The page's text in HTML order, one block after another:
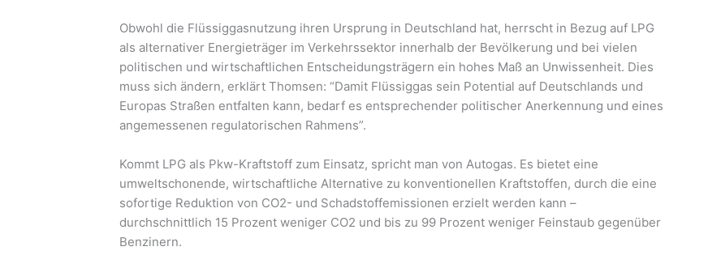
Obwohl die Flüssiggasnutzung ihren Ursprung in Deutschland hat, herrscht in Bezug auf LPG
als alternativer Energieträger im Verkehrssektor innerhalb der Bevölkerung und bei vielen
politischen und wirtschaftlichen Entscheidungsträgern ein hohes Maß an Unwissenheit. Dies
muss sich ändern, erklärt Thomsen: “Damit Flüssiggas sein Potential auf Deutschlands und
Europas Straßen entfalten kann, bedarf es entsprechender politischer Anerkennung und eines
angemessenen regulatorischen Rahmens”.
Kommt LPG als Pkw-Kraftstoff zum Einsatz, spricht man von Autogas. Es bietet eine
umweltschonende, wirtschaftliche Alternative zu konventionellen Kraftstoffen, durch die eine
sofortige Reduktion von CO2- und Schadstoffemissionen erzielt werden kann –
durchschnittlich 15 Prozent weniger CO2 und bis zu 99 Prozent weniger Feinstaub gegenüber
Benzinern.